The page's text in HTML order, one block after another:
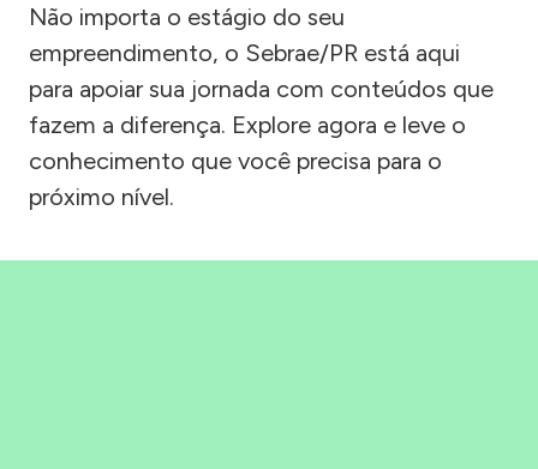
Não importa o estágio do seu
empreendimento, o Sebrae/PR está aqui
para apoiar sua jornada com conteúdos que
fazem a diferença. Explore agora e leve o
conhecimento que você precisa para o
próximo nível.